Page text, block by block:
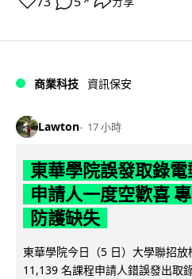
商業科技 資訊保安
Lawton 17 小時
東華學院誤發取錄電
申請人一度空歡喜
防護缺失
東華學院今日（5 日）大學聯招
11,139 名課程申請人錯誤發出取